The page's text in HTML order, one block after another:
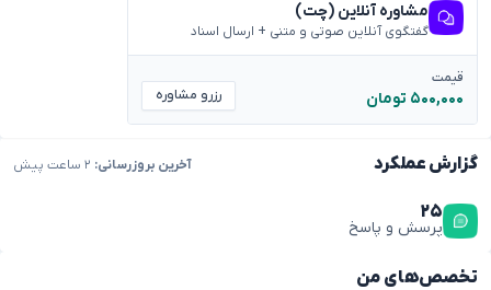
گزارش عملکرد آخرین بروزرسانی:
۲۵
پرسش و پاسخ
تخصص‌های من
مشاوره آنلاین (چت)
گفتگوی آنلاین صوتی و متنی + ارسال اسناد
قیمت
۵۰۰,۰۰۰ تومان رزرو مشاوره